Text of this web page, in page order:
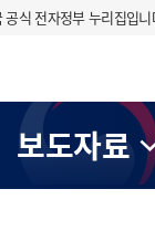
식 전자정부 누리집입니
보도자료